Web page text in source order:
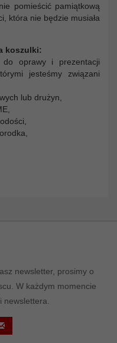
pomieścić pamiątkową
która nie będzie musiała
koszulki:
oprawy i prezentacji
jesteśmy związani
lub drużyn,
newsletter, prosimy o
W każdym momencie